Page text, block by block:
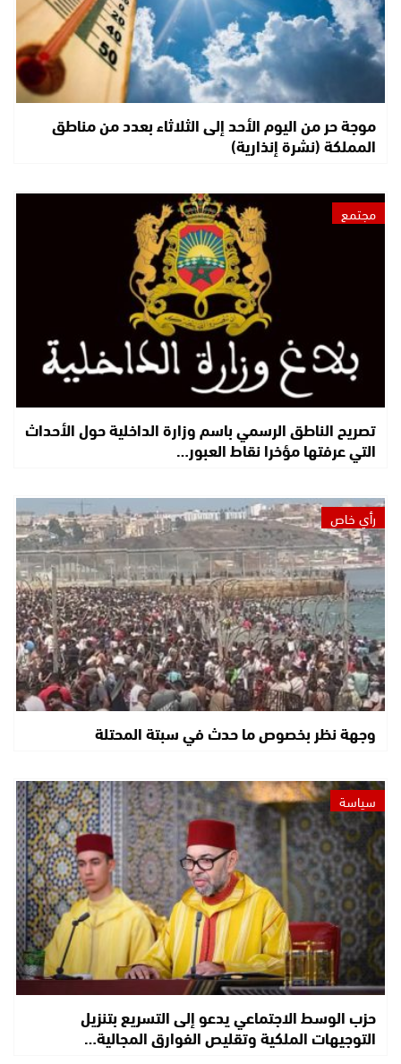
موجة حر من اليوم الأحد إلى الثلاثاء بعدد من مناطق
المملكة (نشرة إنذارية)
مجتمع
تصريح الناطق الرسمي باسم وزارة الداخلية حول الأحداث
التي عرفتها مؤخرا نقاط العبور…
رأي خاص
وجهة نظر بخصوص ما حدث في سبتة المحتلة
سياسة
حزب الوسط الاجتماعي يدعو إلى التسريع بتنزيل
التوجيهات الملكية وتقليص الفوارق المجالية…